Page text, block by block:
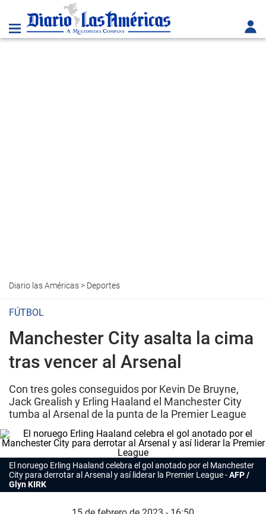
Diario las Américas> Deportes
FÚTBOL
Manchester City asalta la cima
tras vencer al Arsenal
Con tres goles conseguidos por Kevin De Bruyne,
Jack Grealish y Erling Haaland el Manchester City
tumba al Arsenal de la punta de la Premier League
El noruego Erling Haaland celebra el gol anotado por el Manchester
City para derrotar al Arsenal y así liderar la Premier League
AFP /
Glyn KIRK